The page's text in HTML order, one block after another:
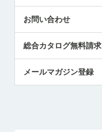
お問い合わせ
総合カタログ無料請求
メールマガジン登録